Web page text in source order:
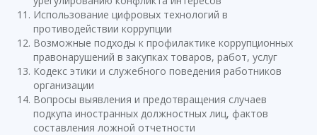
Использование цифровых технологий в
противодействии коррупции
Возможные подходы к профилактике коррупционных
правонарушений в закупках товаров, работ, услуг
Кодекс этики и служебного поведения работников
организации
Вопросы выявления и предотвращения случаев
подкупа иностранных должностных лиц, фактов
составления ложной отчетности